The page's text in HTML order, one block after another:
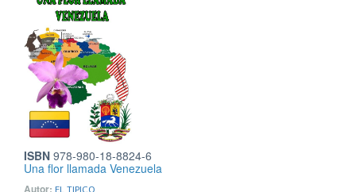
ISBN 978-980-18-8824-6
Una flor llamada Venezuela
Autor: EL TIPICO